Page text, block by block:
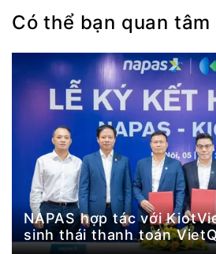
Có thể bạn quan tâm
NAPAS hợp tác với
sinh thái thanh toán